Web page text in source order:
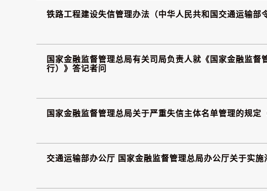
铁路工程建设失信管理办法（中华人民共和国交通运输部
国家金融监督管理总局有关司局负责人就《国家金融监
行）》答记者问
国家金融监督管理总局关于严重失信主体名单管理的规定
交通运输部办公厅 国家金融监督管理总局办公厅关于实